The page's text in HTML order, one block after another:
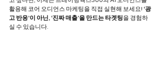
활용해 코어 오디언스 마케팅을 직접 실현해 보세요! ‘광
고 반응’이 아닌, ‘진짜 매출’을 만드는 타겟팅을 경험하
실 수 있습니다.